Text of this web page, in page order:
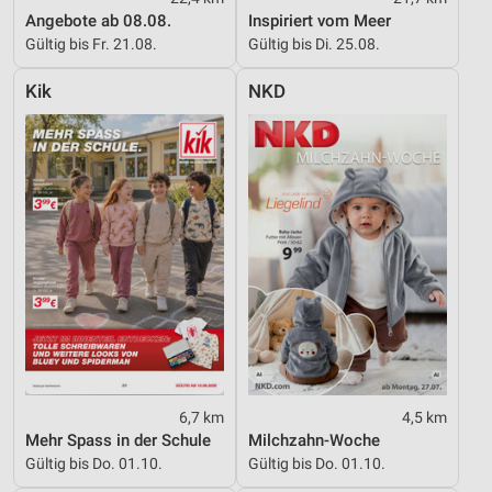
Angebote ab 08.08.
Gültig bis Fr. 21.08.
Inspiriert vom Meer
Gültig bis Di. 25.08.
Kik
6,7 km
Mehr Spass in der Schule
Gültig bis Do. 01.10.
NKD
4,5 km
Milchzahn-Woche
Gültig bis Do. 01.10.
IAB-Besonderheiten:
Verwendung genauer Standortdaten
Geräte anhand von aktiv angeforderten
Informationen identifizieren
Nicht-IAB-Verarbeitungszwecke:
Notwendig
Performance
Funktional
Werbung